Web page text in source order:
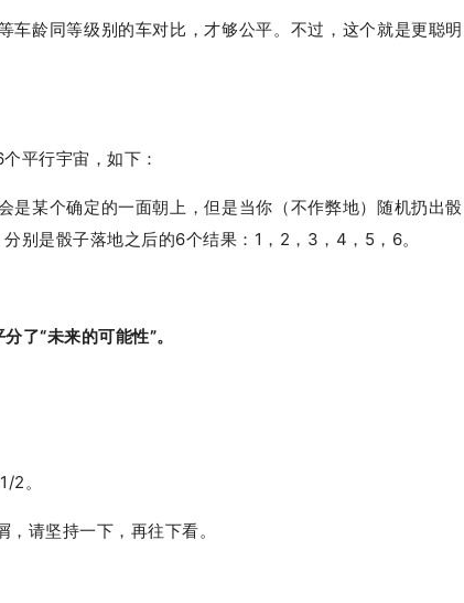
车龄同等级别的车对比，才够公平。不过，这个就是更聪明
平行宇宙，如下：
是某个确定的一面朝上，但是当你（不作弊地）随机扔出骰
别是骰子落地之后的6个结果：1，2，3，4，5，6。
了“未来的可能性”。
/2。
请坚持一下，再往下看。